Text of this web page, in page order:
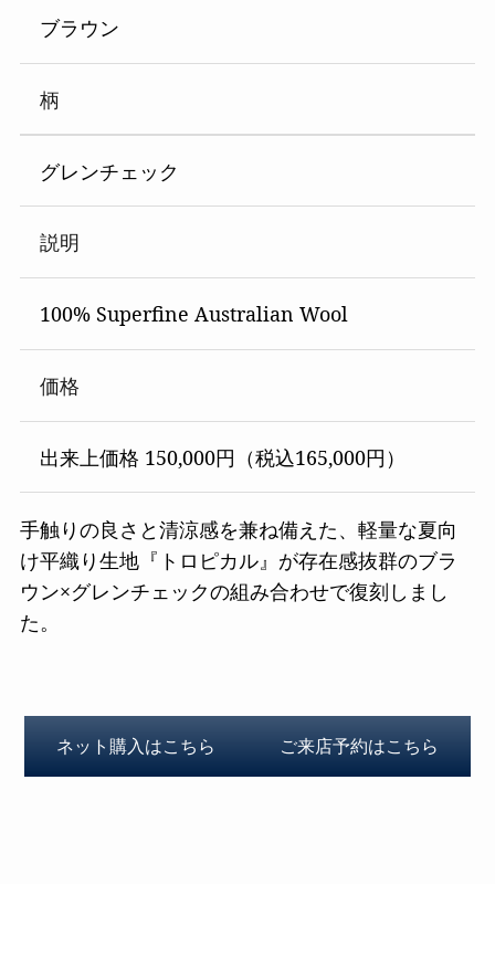
ブラウン
柄
グレンチェック
説明
100% Superfine Australian Wool
価格
出来上価格 150,000円（税込165,000円）
手触りの良さと清涼感を兼ね備えた、軽量な夏向
け平織り生地『トロピカル』が存在感抜群のブラ
ウン×グレンチェックの組み合わせで復刻しまし
た。
ネット購入はこちら ご来店予約はこちら